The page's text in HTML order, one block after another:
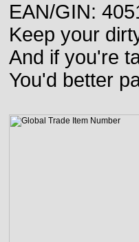
EAN/GIN:
Keep your
And if you're
You'd better